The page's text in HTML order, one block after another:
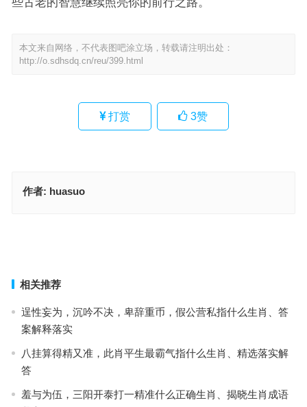
本文来自网络，不代表图吧涂立场，转载请注明出处：
http://o.sdhsdq.cn/reu/399.html
打赏 3赞
作者: huasuo
相关推荐
逞性妄为，沉吟不决，卑辞重币，假公营私指什么生肖、答
案解释落实
八挂算得精又准，此肖平生最霸气指什么生肖、精选落实解
答
羞与为伍，三阳开泰打一精准什么正确生肖、揭晓生肖成语